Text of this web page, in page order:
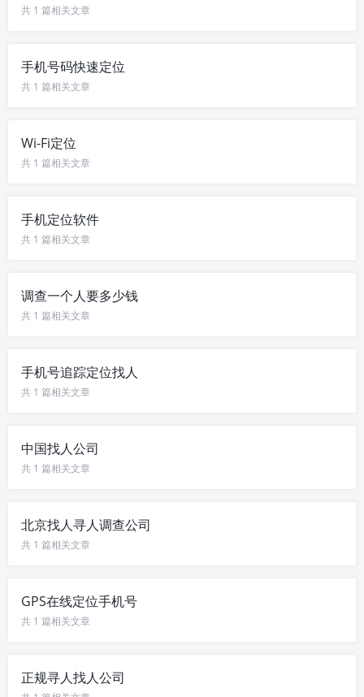
共 1 篇相关文章
手机号码快速定位
共 1 篇相关文章
Wi-Fi定位
共 1 篇相关文章
手机定位软件
共 1 篇相关文章
调查一个人要多少钱
共 1 篇相关文章
手机号追踪定位找人
共 1 篇相关文章
中国找人公司
共 1 篇相关文章
北京找人寻人调查公司
共 1 篇相关文章
GPS在线定位手机号
共 1 篇相关文章
正规寻人找人公司